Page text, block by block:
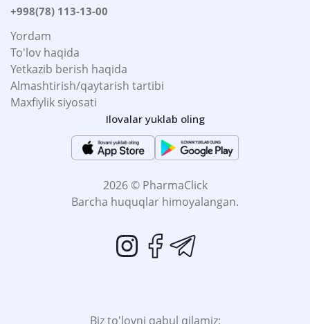
+998(78) 113-13-00
Yordam
To'lov haqida
Yetkazib berish haqida
Almashtirish/qaytarish tartibi
Maxfiylik siyosati
Ilovalar yuklab oling
2026 © PharmaClick
Barcha huquqlar himoyalangan.
Biz to'lovni qabul qilamiz: